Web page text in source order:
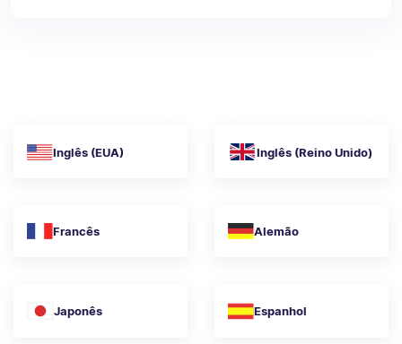
Inglês (EUA) Inglês (Reino Unido)
Francês Alemão
Japonês Espanhol